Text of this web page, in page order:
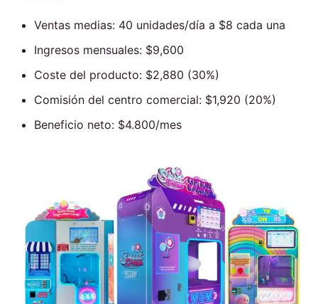
Ventas medias: 40 unidades/día a $8 cada una
Ingresos mensuales: $9,600
Coste del producto: $2,880 (30%)
Comisión del centro comercial: $1,920 (20%)
Beneficio neto: $4.800/mes